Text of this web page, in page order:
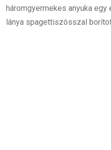
háromgyermekes anyuka
lánya spagettiszósszal